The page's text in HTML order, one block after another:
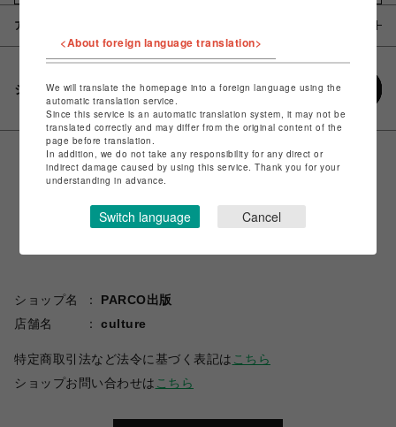
アイテム説明 / 素材
シェアする
ショップ名
PARCO出版
店舗名
culture
特定商取引法など法令に基づく表記は こちら
ショップお問い合わせは こちら
<About foreign language translation>
We will translate the homepage into a foreign language using the
automatic translation service.
Since this service is an automatic translation system, it may not be
translated correctly and may differ from the original content of the
page before translation.
In addition, we do not take any responsibility for any direct or
indirect damage caused by using this service. Thank you for your
understanding in advance.
Switch language Cancel